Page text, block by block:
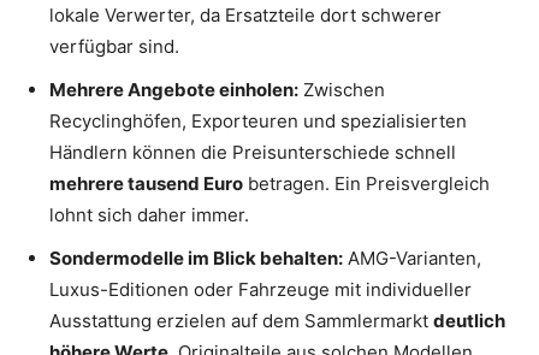
lokale Verwerter, da Ersatzteile dort schwerer
verfügbar sind.
Mehrere Angebote einholen: Zwischen
Recyclinghöfen, Exporteuren und spezialisierten
Händlern können die Preisunterschiede schnell
mehrere tausend Euro betragen. Ein Preisvergleich
lohnt sich daher immer.
Sondermodelle im Blick behalten: AMG-Varianten,
Luxus-Editionen oder Fahrzeuge mit individueller
Ausstattung erzielen auf dem Sammlermarkt deutlich